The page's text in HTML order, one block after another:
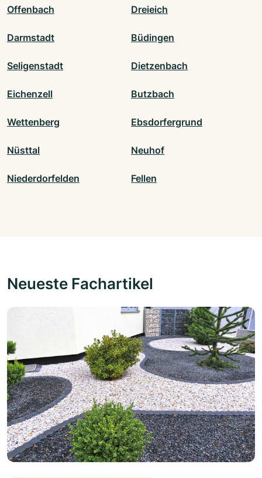
Offenbach Dreieich
Darmstadt Büdingen
Seligenstadt Dietzenbach
Eichenzell Butzbach
Wettenberg Ebsdorfergrund
Nüsttal Neuhof
Niederdorfelden Fellen
Neueste Fachartikel